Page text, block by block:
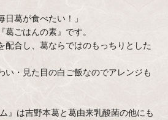
日葛が食べたい！」
ごはんの素』です。
配合し、葛ならではのもっちりとした
い・見た目の白ご飯なのでアレンジも
』は吉野本葛と葛由来乳酸菌の他にも